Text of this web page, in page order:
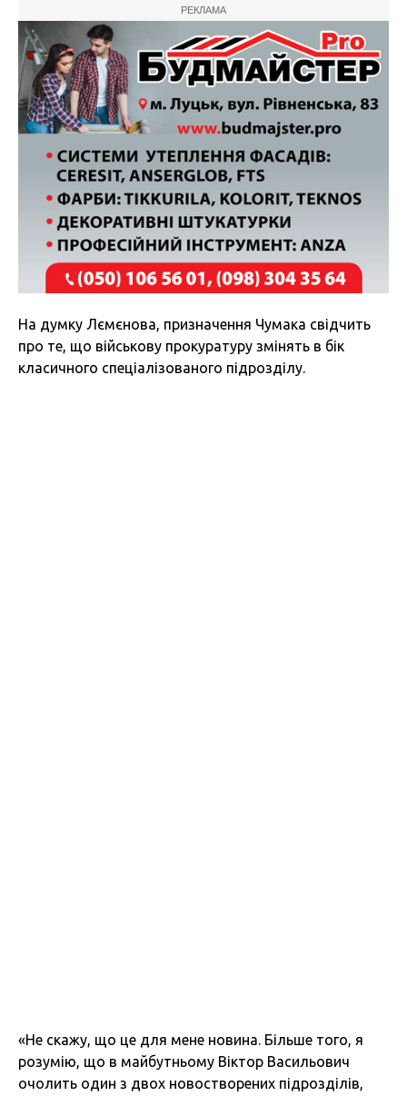
РЕКЛАМА
На думку Лємєнова, призначення Чумака свідчить
про те, що військову прокуратуру змінять в бік
класичного спеціалізованого підрозділу.
«Не скажу, що це для мене новина. Більше того, я
розумію, що в майбутньому Віктор Васильович
очолить один з двох новостворених підрозділів,